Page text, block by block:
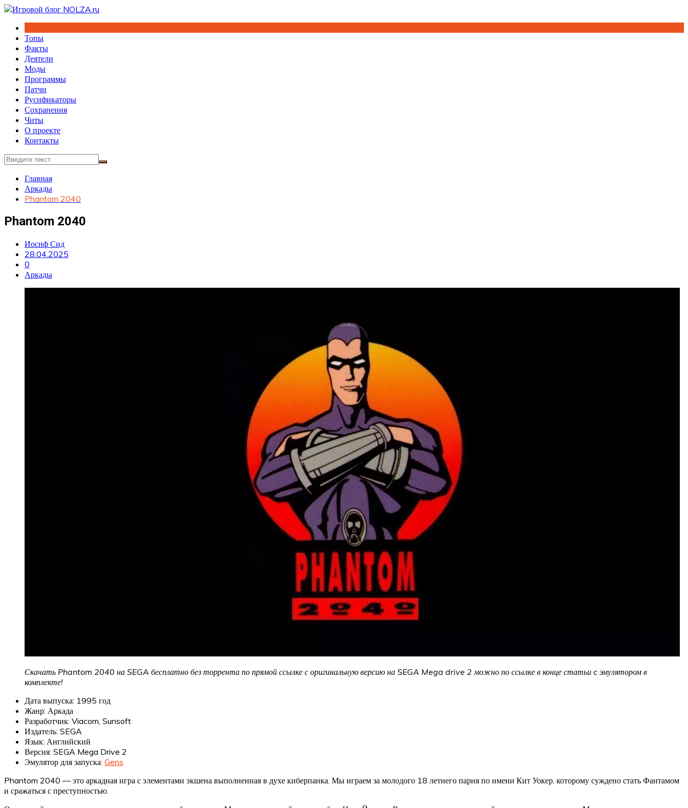
Перейти
содержимому
Топы
Факты
Деятели
Моды
Программы
Патчи
Русификаторы
Сохранения
Читы
О проекте
Контакты
Главная
Аркады
Phantom 2040
Phantom 2040
Иосиф Сид
28.04.2025
0
Аркады
Скачать Phantom 2040 на SEGA бесплатно без торрента по прямой ссылке с оригинальную версию на SEGA Mega drive 2 можно по ссылке в конце статьи c эмулятором в
комплекте!
Дата выпуска: 1995 год
Жанр: Аркада
Разработчик: Viacom, Sunsoft
Издатель: SEGA
Язык: Английский
Версия: SEGA Mega Drive 2
Эмулятор для запуска: Gens
Phantom 2040 — это аркадная игра с элементами экшена выполненная в духе киберпанка. Мы играем за молодого 18 летнего парня по имени Кит Уокер, которому суждено стать Фантамом
и сражаться с преступностью.